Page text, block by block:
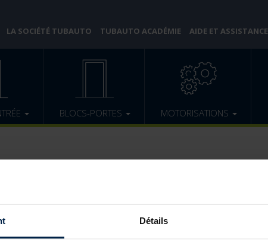
Détails
LA SOCIÉTÉ TUBAUTO TUBAUTO ACADÉMIE AIDE ET ASSISTANCE
BLOCS-PORTES MOTORISATIONS